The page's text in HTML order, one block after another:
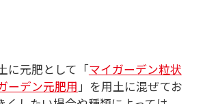
に元肥として 「マイガーデン粒状
ーデン元肥用」を用土に混ぜてお